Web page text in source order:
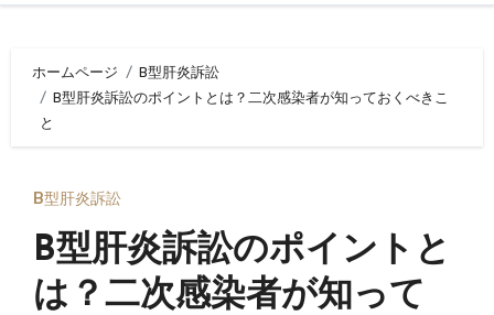
ホームページ
B型肝炎訴訟
B型肝炎訴訟のポイントとは？二次感染者が知っておくべきこ
と
B型肝炎訴訟
B型肝炎訴訟のポイントと
は？二次感染者が知って